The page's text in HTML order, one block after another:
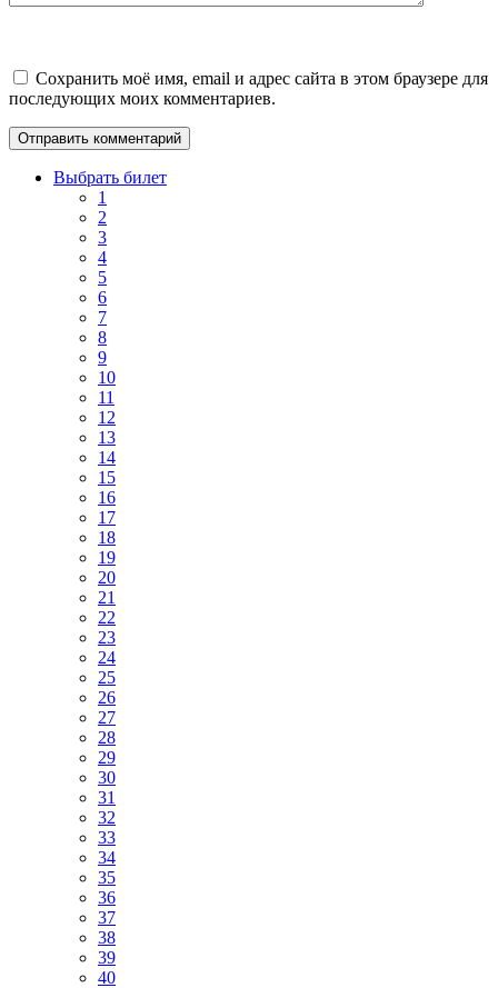
Сохранить моё имя, email и адрес сайта в этом браузере для
последующих моих комментариев.
Выбрать билет
1
2
3
4
5
6
7
8
9
10
11
12
13
14
15
16
17
18
19
20
21
22
23
24
25
26
27
28
29
30
31
32
33
34
35
36
37
38
39
40